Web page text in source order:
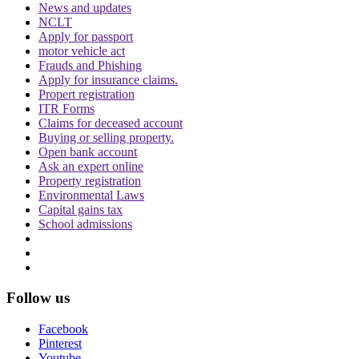
प्रावधान करती है, जिनकी अविकसित भूमि आवासीय लेआउट बनाने के लिए
अधिग्रहित की गई थी.
(खबर पीटीआई इनपुट से है)
Topics
MUDA SCAMED Summon karnataka HC
Trending in Hindi
News and updates
NCLT
Apply for passport
motor vehicle act
Frauds and Phishing
Apply for insurance claims.
Propert registration
ITR Forms
Claims for deceased account
Buying or selling property.
Open bank account
Ask an expert online
Property registration
Environmental Laws
Capital gains tax
School admissions
Follow us
Facebook
Pinterest